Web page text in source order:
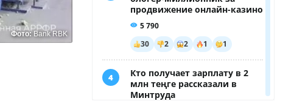
Фото: Bank RBK